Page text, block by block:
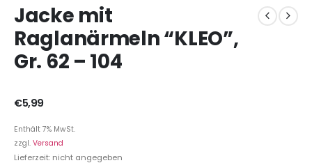
Jacke mit
Raglanärmeln “KLEO”,
Gr. 62 – 104
€5,99
Enthält 7% MwSt.
zzgl. Versand
Lieferzeit: nicht angegeben